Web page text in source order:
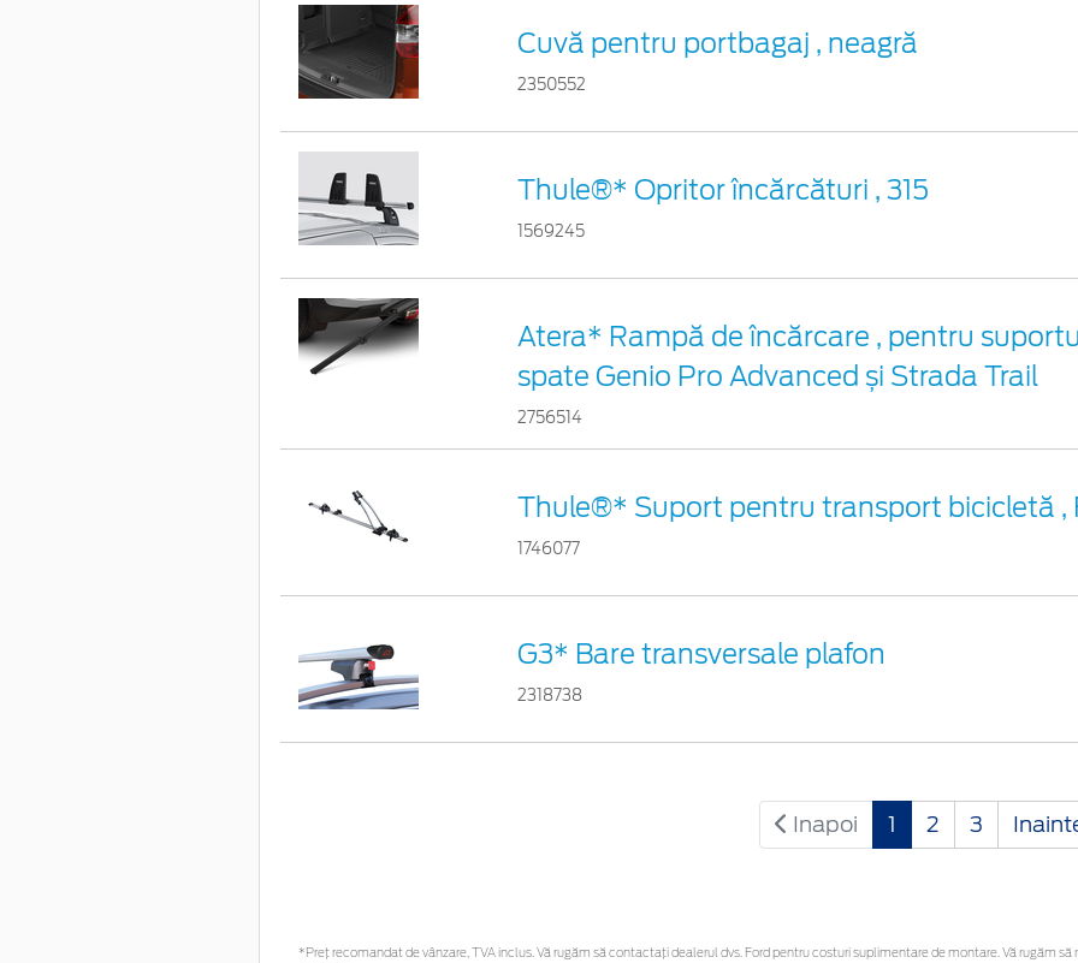
Cuvă pentru portbagaj , neagră
2350552
Thule®* Opritor încărcături , 315
1569245
Atera* Rampă de încărcare , pentru
spate Genio Pro Advanced și Strada Trail
2756514
Thule®* Suport pentru transport bicicletă ,
1746077
G3* Bare transversale plafon
2318738
Inapoi 1 2 3
*Preţ recomandat de vânzare, TVA inclus. Vă rugăm să contactaţi dealerul dvs. Ford pentru costuri suplimentare de montare. Vă rugăm